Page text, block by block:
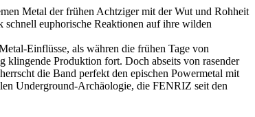
Metal der frühen Achtziger mit der Wut und Rohheit
euphorische Reaktionen auf ihre wilden
Einflüsse, als währen die frühen Tage von
Produktion fort. Doch abseits von rasender
die Band perfekt den epischen Powermetal mit
Underground-Archäologie, die FENRIZ seit den